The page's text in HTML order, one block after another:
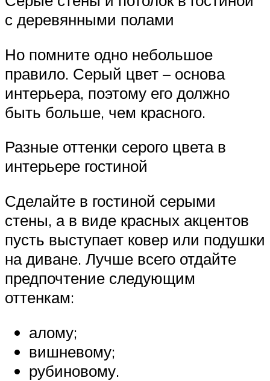
с деревянными полами
Но помните одно небольшое
правило. Серый цвет – основа
интерьера, поэтому его должно
быть больше, чем красного.
Разные оттенки серого цвета в
интерьере гостиной
Сделайте в гостиной серыми
стены, а в виде красных акцентов
пусть выступает ковер или подушки
на диване. Лучше всего отдайте
предпочтение следующим
оттенкам:
алому;
вишневому;
рубиновому.